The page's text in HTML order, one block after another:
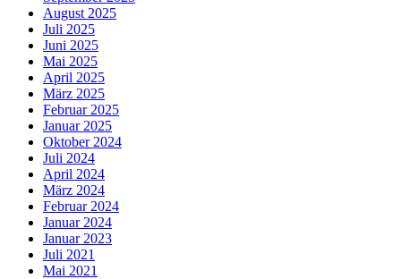
August 2025
Juli 2025
Juni 2025
Mai 2025
April 2025
März 2025
Februar 2025
Januar 2025
Oktober 2024
Juli 2024
April 2024
März 2024
Februar 2024
Januar 2024
Januar 2023
Juli 2021
Mai 2021